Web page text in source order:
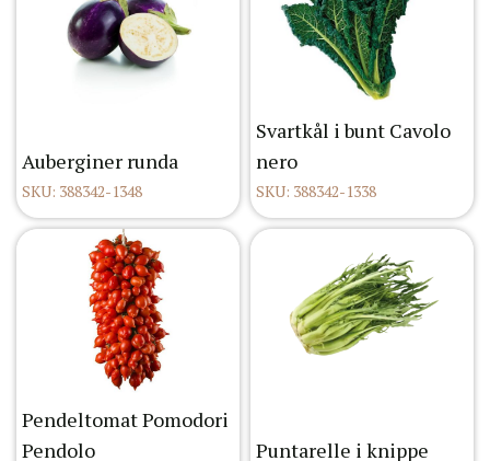
Auberginer runda
SKU: 388342-1348
Svartkål i bunt Cavolo
nero
SKU: 388342-1338
Pendeltomat Pomodori
Pendolo
Puntarelle i knippe